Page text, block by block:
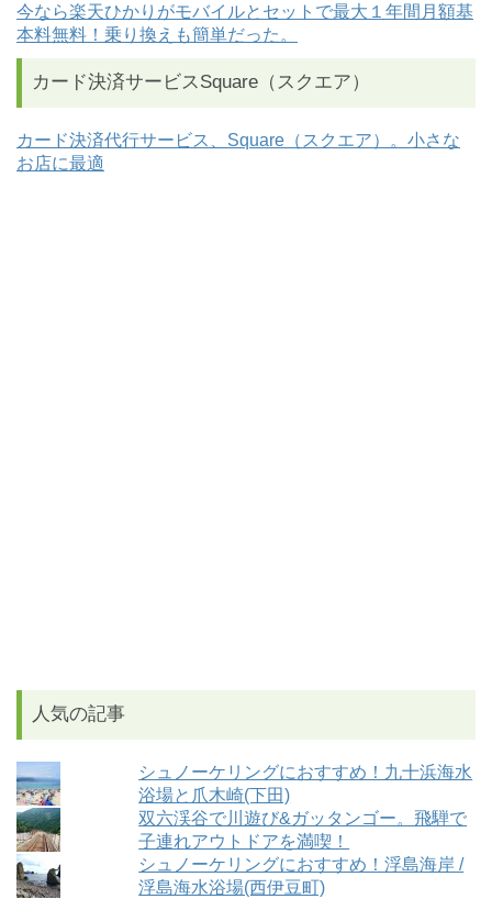
今なら楽天ひかりがモバイルとセットで最大１年間月額基
本料無料！乗り換えも簡単だった。
カード決済サービスSquare（スクエア）
カード決済代行サービス、Square（スクエア）。小さな
お店に最適
人気の記事
シュノーケリングにおすすめ！九十浜海水
浴場と爪木崎(下田)
双六渓谷で川遊び&ガッタンゴー。飛騨で
子連れアウトドアを満喫！
シュノーケリングにおすすめ！浮島海岸 /
浮島海水浴場(西伊豆町)